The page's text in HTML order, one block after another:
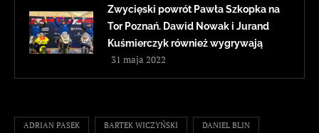
Zwycięski powrót Pawła Szkopka na
Tor Poznań. Dawid Nowak i Jurand
Kuśmierczyk również wygrywają
31 maja 2022
ADRIAN PASEK BARTEK WICZYŃSKI DANIEL BLIN